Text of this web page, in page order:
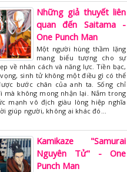
Những giả thuyết liên
quan đến Saitama -
One Punch Man
Một người hùng thầm lặng
mang biểu tượng cho sự
về nhân cách và năng lực. Tiền bạc,
sinh tử không một điều gì có thể
bước chân của anh ta. Sống chỉ
mà không mong nhận lại. Nắm trong
mạnh vô địch giàu lòng hiệp nghĩa
giúp người, không ai khác đó…
Kamikaze "Samurai
Nguyên Tử" - One
Punch Man